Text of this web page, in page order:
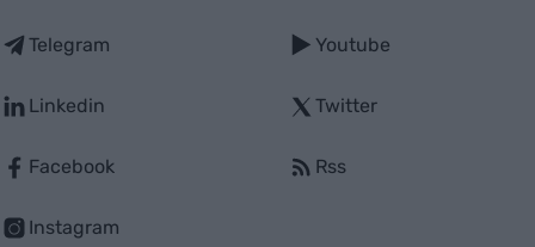
Telegram
Linkedin
Facebook
Instagram
Youtube
Twitter
Rss